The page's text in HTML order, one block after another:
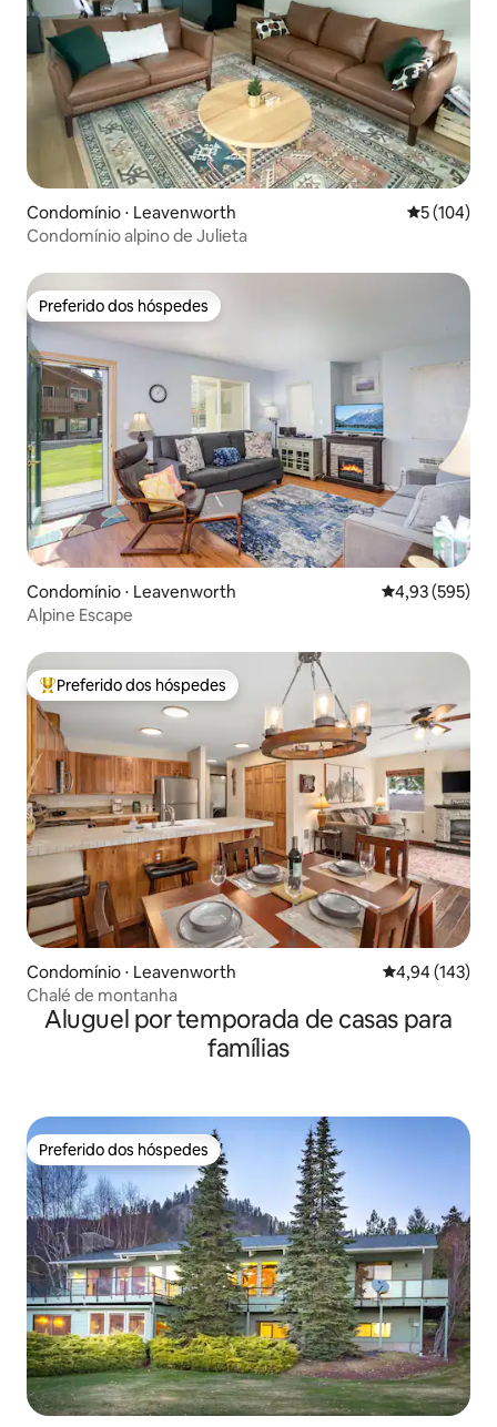
Condomínio ⋅ Leavenworth 5 de uma
5 (104)
Condomínio alpino de Julieta
Preferido dos hóspedes
Preferido dos hóspedes
Condomínio ⋅ Leavenworth 4,93 de uma
4,93 (595)
Alpine Escape
Entre os melhores preferidos dos hóspedes
Preferido dos hóspedes
Condomínio ⋅ Leavenworth 4,94 de uma
4,94 (143)
Chalé de montanha
Aluguel por temporada de casas para
famílias
Preferido dos hóspedes
Preferido dos hóspedes